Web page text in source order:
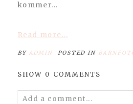
kommer...
Read more...
BY ADMIN POSTED IN
SHOW 0 COMMENTS
Add a comment...